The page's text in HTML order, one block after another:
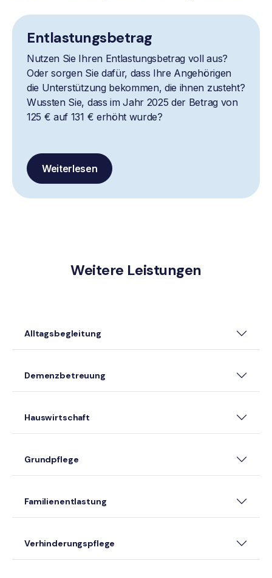
Entlastungsbetrag
Nutzen Sie Ihren Entlastungsbetrag voll aus?
Oder sorgen Sie dafür, dass Ihre Angehörigen
die Unterstützung bekommen, die ihnen zusteht?
Wussten Sie, dass im Jahr 2025 der Betrag von
125 € auf 131 € erhöht wurde?
Weiterlesen
Weitere Leistungen
Alltagsbegleitung
Demenzbetreuung
Hauswirtschaft
Grundpflege
Familienentlastung
Verhinderungspflege